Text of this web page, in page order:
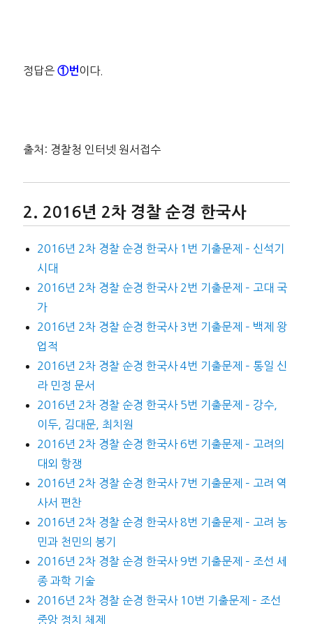
정답은①번 이다.
출처: 경찰청 인터넷 원서접수
2016년 2차 경찰 순경 한국사
2016년 2차 경찰 순경 한국사 1번 기출문제 – 신석기
시대
2016년 2차 경찰 순경 한국사 2번 기출문제 – 고대 국
가
2016년 2차 경찰 순경 한국사 3번 기출문제 – 백제 왕
업적
2016년 2차 경찰 순경 한국사 4번 기출문제 – 통일 신
라 민정 문서
2016년 2차 경찰 순경 한국사 5번 기출문제 – 강수,
이두, 김대문, 최치원
2016년 2차 경찰 순경 한국사 6번 기출문제 – 고려의
대외 항쟁
2016년 2차 경찰 순경 한국사 7번 기출문제 – 고려 역
사서 편찬
2016년 2차 경찰 순경 한국사 8번 기출문제 – 고려 농
민과 천민의 봉기
2016년 2차 경찰 순경 한국사 9번 기출문제 – 조선 세
종 과학 기술
2016년 2차 경찰 순경 한국사 10번 기출문제 – 조선
중앙 정치 체제